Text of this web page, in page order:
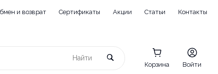
и возврат Сертификаты Акции Статьи Контакты
Корзина Войти